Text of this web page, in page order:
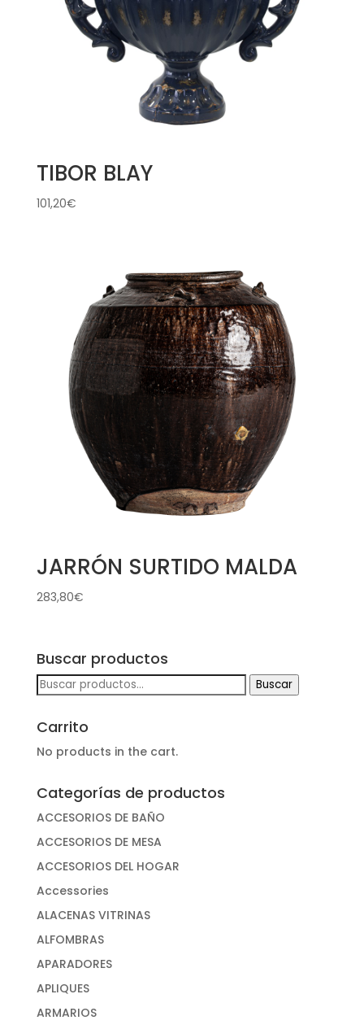
TIBOR BLAY
101,20€
JARRÓN SURTIDO MALDA
283,80€
Buscar productos
Buscar
Buscar
Carrito
No products in the cart.
Categorías de productos
ACCESORIOS DE BAÑO
ACCESORIOS DE MESA
ACCESORIOS DEL HOGAR
Accessories
ALACENAS VITRINAS
ALFOMBRAS
APARADORES
APLIQUES
ARMARIOS